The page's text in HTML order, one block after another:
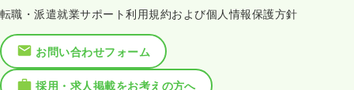
転職・派遣就業サポート利用規約および個人情報保護方針
お問い合わせフォーム
採用・求人掲載をお考えの方へ